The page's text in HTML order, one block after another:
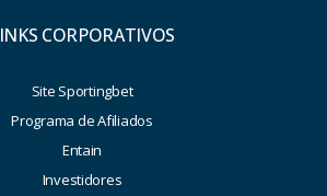
CORPORATIVOS
Site Sportingbet
Programa de Afiliados
Entain
Investidores